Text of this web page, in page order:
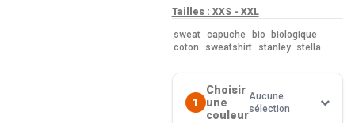
Tailles : XXS - XXL
sweat capuche bio
biologique
coton
sweatshirt stanley stella
1
Choisir
une
couleur
Aucune
sélection